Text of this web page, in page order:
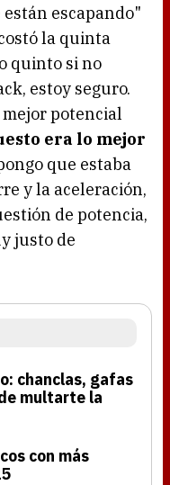
escapando"
la quinta
quinto si no
estoy seguro.
potencial
era lo mejor
que estaba
y la aceleración,
de potencia,
justo de
chanclas, gafas
multarte la
con más